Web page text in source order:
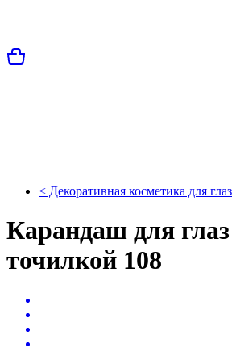
< Декоративная косметика для глаз
Карандаш для
точилкой 108